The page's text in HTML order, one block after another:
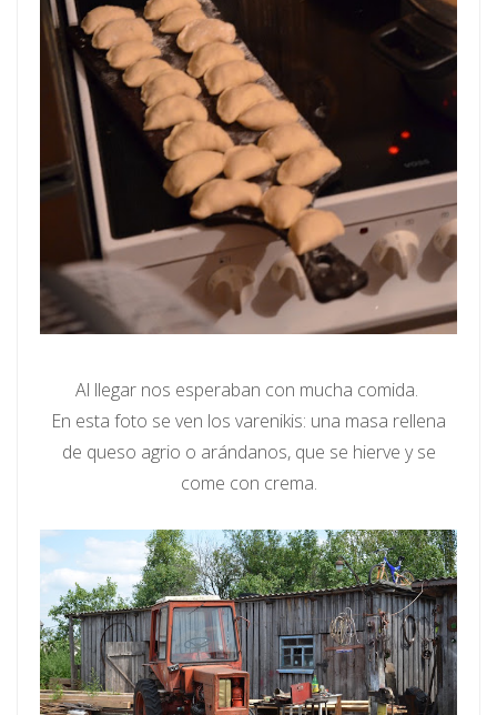
Al llegar nos esperaban con mucha comida.
En esta foto se ven los varenikis: una masa rellena
de queso agrio o arándanos, que se hierve y se
come con crema.